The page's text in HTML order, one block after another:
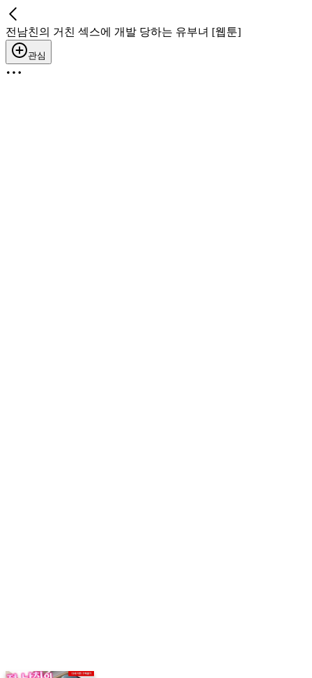
전남친의 거친 섹스에 개발 당하는 유부녀 [웹툰]
관심